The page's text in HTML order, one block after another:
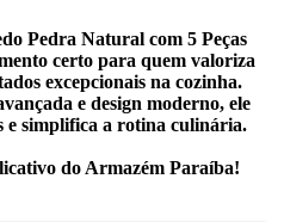
Pedra Natural com 5 Peças
certo para quem valoriza
excepcionais na cozinha.
e design moderno, ele
e simplifica a rotina culinária.
do Armazém Paraíba!